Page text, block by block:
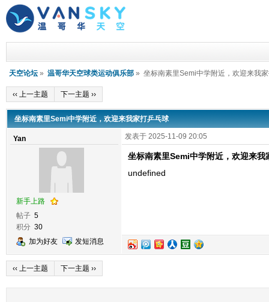
天空论坛 » 温哥华天空球类运动俱乐部 » 坐标南素里Semi中学附近，欢迎来我
‹‹ 上一主题 下一主题 ››
坐标南素里Semi中学附近，欢迎来我家打乒乓球
Yan
新手上路
帖子 5
积分 30
加为好友
发短消息
发表于 2025-11-09 20:05
坐标南素里Semi中学附近，欢迎来我
undefined
‹‹ 上一主题 下一主题 ››